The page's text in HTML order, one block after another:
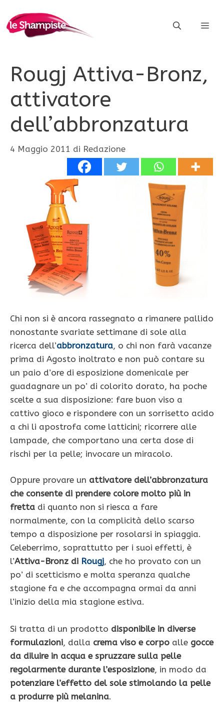
contenuto
Rougj Attiva-Bronz,
attivatore
dell’abbronzatura
4 Maggio 2011 di Redazione
Chi non si è ancora rassegnato a rimanere pallido
nonostante svariate settimane di sole alla
ricerca dell’abbronzatura, o chi non farà vacanze
prima di Agosto inoltrato e non può contare su
un paio d’ore di esposizione domenicale per
guadagnare un po’ di colorito dorato, ha poche
scelte a sua disposizione: fare buon viso a
cattivo gioco e rispondere con un sorrisetto acido
a chi li apostrofa come latticini; ricorrere alle
lampade, che comportano una certa dose di
rischi per la pelle; invocare un miracolo.
Oppure provare un attivatore dell’abbronzatura
che consente di prendere colore molto più in
fretta di quanto non si riesca a fare
normalmente, con la complicità dello scarso
tempo a disposizione per rosolarsi in spiaggia.
Celeberrimo, soprattutto per i suoi effetti, è
l’Attiva-Bronz di Rougj, che ho provato con un
po’ di scetticismo e molta speranza qualche
stagione fa e che accompagna ormai da anni
l’inizio della mia stagione estiva.
Si tratta di un prodotto disponibile in diverse
formulazioni, dalla crema viso e corpo alle gocce
da diluire in acqua e spruzzare sulla pelle
regolarmente durante l’esposizione, in modo da
potenziare l’effetto del sole stimolando la pelle
a produrre più melanina.